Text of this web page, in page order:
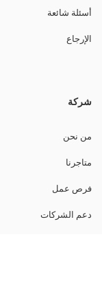
أسئلة شائعة
الإرجاع
شركة
من نحن
متاجرنا
فرص عمل
دعم الشركات